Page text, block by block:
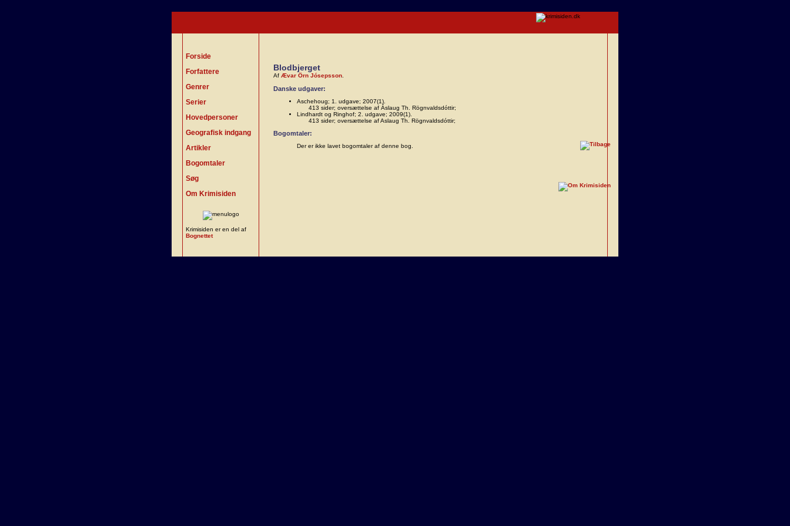
Forside
Forfattere
Genrer
Serier
Hovedpersoner
Geografisk indgang
Artikler
Bogomtaler
Søg
Om Krimisiden
Krimisiden er en del af
Bognettet
Blodbjerget
Af Ævar Örn Jósepsson
Danske udgaver:
Aschehoug; 1. udgave; 2007(1).
413 sider; oversættelse af Áslaug Th. Rögnvaldsdóttir;
Lindhardt og Ringhof; 2. udgave; 2009(1).
413 sider; oversættelse af Aslaug Th. Rögnvaldsdóttir;
Bogomtaler:
Der er ikke lavet bogomtaler af denne bog.